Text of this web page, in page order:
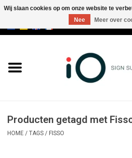
Merken
Producten getagd met
HOME / TAGS / FISSO
Wij slaan cookies op om onze website te
Nee
Meer over